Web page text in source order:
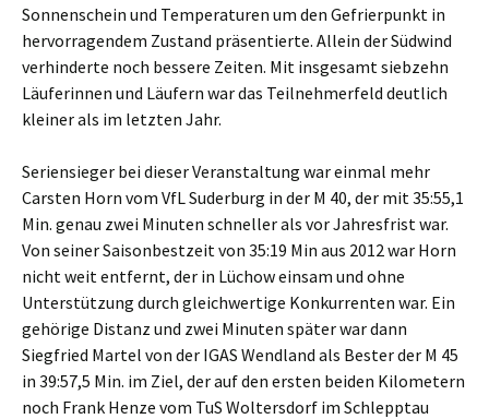
Sonnenschein und Temperaturen um den Gefrierpunkt in
hervorragendem Zustand präsentierte. Allein der Südwind
verhinderte noch bessere Zeiten. Mit insgesamt siebzehn
Läuferinnen und Läufern war das Teilnehmerfeld deutlich
kleiner als im letzten Jahr.
Seriensieger bei dieser Veranstaltung war einmal mehr
Carsten Horn vom VfL Suderburg in der M 40, der mit 35:55,1
Min. genau zwei Minuten schneller als vor Jahresfrist war.
Von seiner Saisonbestzeit von 35:19 Min aus 2012 war Horn
nicht weit entfernt, der in Lüchow einsam und ohne
Unterstützung durch gleichwertige Konkurrenten war. Ein
gehörige Distanz und zwei Minuten später war dann
Siegfried Martel von der IGAS Wendland als Bester der M 45
in 39:57,5 Min. im Ziel, der auf den ersten beiden Kilometern
noch Frank Henze vom TuS Woltersdorf im Schlepptau